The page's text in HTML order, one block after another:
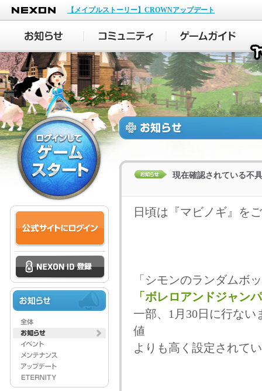
NEXON
【メイプルストーリー】CROWNアップデート
現在確認されている不
日頃は『マビノギ』を
「シモンのランダムボ
「ボレロアンドジャン
一部、1月30日に行な
値
よりも高く設定されて